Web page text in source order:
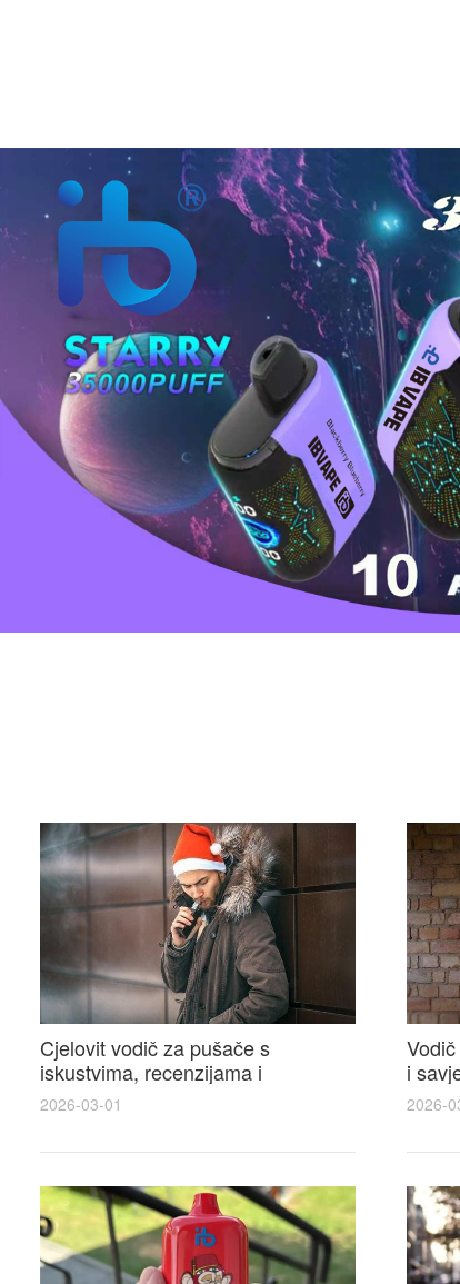
Cjelovit vodič za pušače s
iskustvima, recenzijama i
raspravama o e-cigarette na e
cigareta forum
2026-03-01
i
2026-